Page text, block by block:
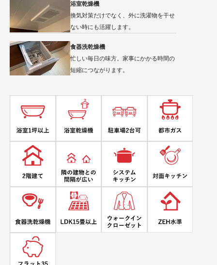
浴室乾燥機
換気対策だけでなく、外に洗濯物を干せ
ない時にも活躍します。
食器洗乾燥機
忙しい毎日の味方。家事にかかる時間の
短縮につながります。